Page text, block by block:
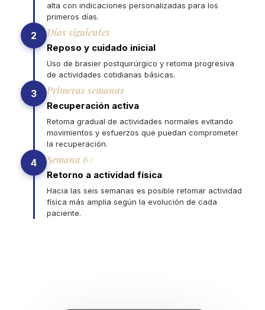
alta con indicaciones personalizadas para los
primeros días.
2 Días siguientes
Reposo y cuidado inicial
Uso de brasier postquirúrgico y retoma progresiva
de actividades cotidianas básicas.
3 Primeras semanas
Recuperación activa
Retoma gradual de actividades normales evitando
movimientos y esfuerzos que puedan comprometer
la recuperación.
4 Semana 6+
Retorno a actividad física
Hacia las seis semanas es posible retomar actividad
física más amplia según la evolución de cada
paciente.